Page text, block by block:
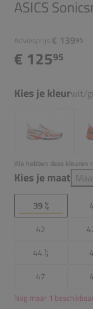
ASICS
Adviesprijs:€ 13995
€ 12595
Kies je kleurwit/
We hebben deze kleuren
Kies je maat
39 ½
42
44 ½
47
Nog maar 1